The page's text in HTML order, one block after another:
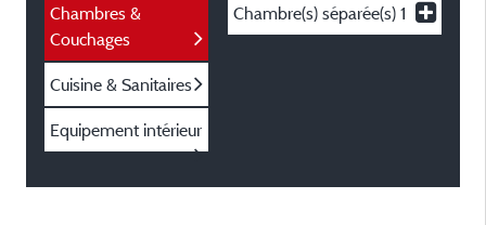
Chambres &
Couchages
Cuisine & Sanitaires
Equipement intérieur
Chambre(s) séparée(s)1